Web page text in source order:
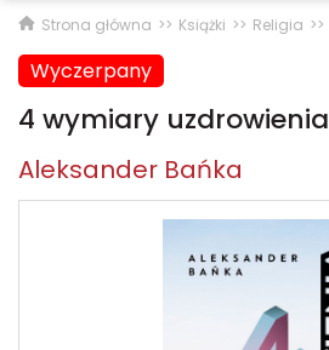
Strona główna Książki Religia
Wyczerpany
4 wymiary uzdrowienia
Aleksander Bańka